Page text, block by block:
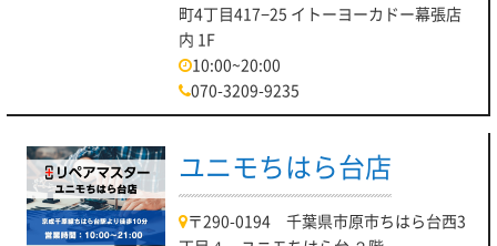
町4丁目417−25 イトーヨーカドー幕張店
内 1F
10:00~20:00
070-3209-9235
ユニモちはら台店
〒290-0194 千葉県市原市ちはら台西3